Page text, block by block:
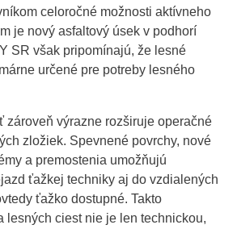
celoročné možnosti aktívneho
je nový asfaltový úsek v podhorí
SR však pripomínajú, že lesné
určené pre potreby lesného
zároveň výrazne rozširuje operačné
zložiek. Spevnené povrchy, nové
a premostenia umožňujú
ťažkej techniky aj do vzdialených
ťažko dostupné. Takto
lesných ciest nie je len technickou,